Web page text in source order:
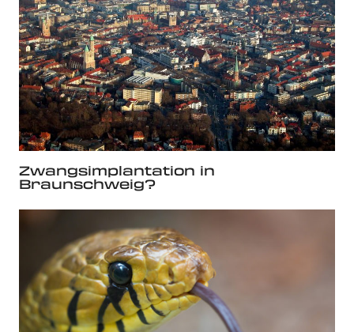
Zwangsimplantation in
Braunschweig?